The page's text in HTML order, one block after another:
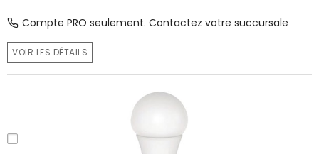
Compte PRO seulement. Contactez votre succursale
VOIR LES DÉTAILS